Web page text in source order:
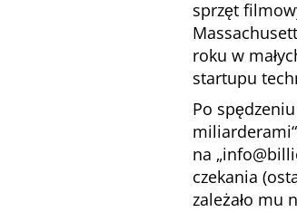
sprzęt
roku w
startupu
Po
miliarderami
na
czekania
zależało mu